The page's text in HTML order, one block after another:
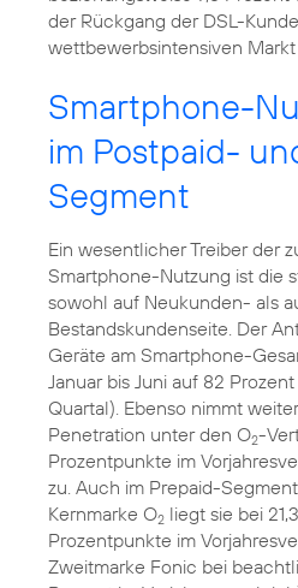
der Rückgang der DSL-
wettbewerbsintensiven
Smartphone-
im Postpaid-
Segment
Ein wesentlicher Treiber der
Smartphone-Nutzung ist die
sowohl auf Neukunden- als
Bestandskundenseite. Der
Geräte am Smartphone-
Januar bis Juni auf 82
Quartal). Ebenso nimmt
Penetration unter den O2-
Prozentpunkte im
zu. Auch im Prepaid-
Kernmarke O2 liegt sie bei
Prozentpunkte im
Zweitmarke Fonic bei